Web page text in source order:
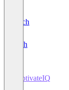
Deutsch
English
CaptivateIQ